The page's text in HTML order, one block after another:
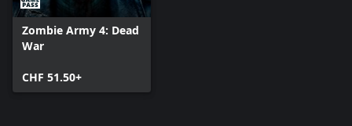
Zombie Army 4: Dead
War
CHF 51.50+